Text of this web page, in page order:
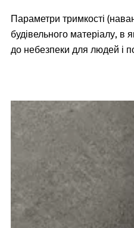
Параметри тримкості
будівельного матеріалу,
до небезпеки для людей і